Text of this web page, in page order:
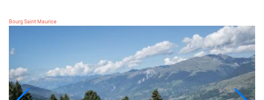
Bourg Saint Maurice